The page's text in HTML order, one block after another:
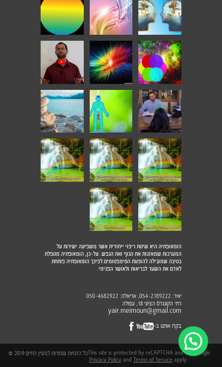
הומאופתיה היא שיטת ריפוי ייחודית אשר משפיעה ישירות על
המערכות שמאזנות את הגוף ואת הנפש. על-כן, הומאופתיה מטפלת
בסיבה שמובילה להופעת הסימפטומים.לפיכך הומאופתיה פותחת
לאדם את השער לבריאות ולאושר הפנימי.
יאיר: 054-2189222, אריאלה: 050-4682922
רח׳ הקונגרס הציוני 18, עפולה
yair.meimoun@gmail.com
בקרו אותנו ב-
This site is protected by reCAPTCHA and the Google
Privacy Policy and Terms of Service apply.
כל הזכויות שמורות למעיין החיים 2019 ©